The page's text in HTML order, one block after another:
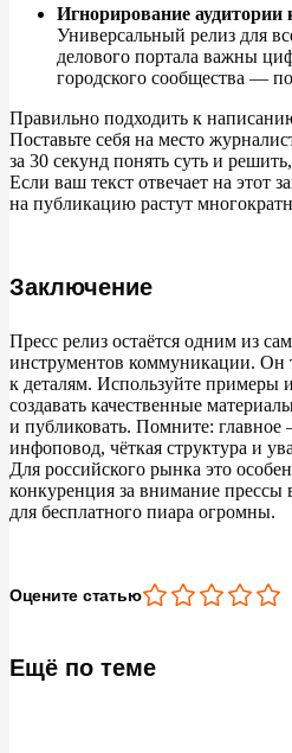
Игнорирование
Универсальный релиз для
делового портала важны
городского сообщества —
Правильно подходить к
Поставьте себя на место
за 30 секунд понять суть и
Если ваш текст отвечает на этот
на публикацию растут
Заключение
Пресс релиз остаётся одним из
инструментов коммуникации. Он
к деталям. Используйте примеры
создавать качественные
и публиковать. Помните: главное
инфоповод, чёткая структура и
Для российского рынка это
конкуренция за внимание прессы
для бесплатного пиара огромны.
Оцените статью
Ещё по теме